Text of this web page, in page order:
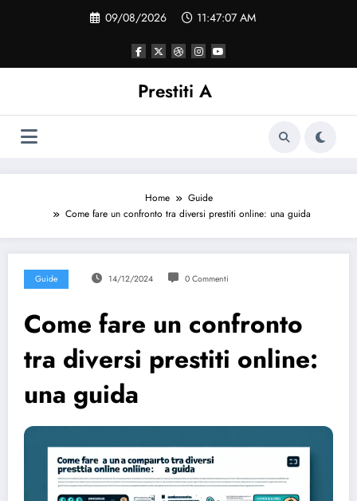
09/08/2026 11:47:07 AM
Prestiti A
Home
Guide
Come fare un confronto tra diversi prestiti online: una guida
Guide 14/12/2024 0 Commenti
Come fare un confronto
tra diversi prestiti online:
una guida